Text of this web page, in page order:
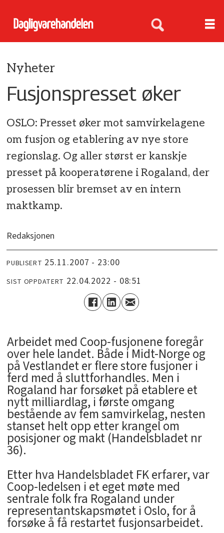
Nyheter
Fusjonspresset øker
OSLO: Presset øker mot samvirkelagene
om fusjon og etablering av nye store
regionslag. Og aller størst er kanskje
presset på kooperatørene i Rogaland, der
prosessen blir bremset av en intern
maktkamp.
Redaksjonen
PUBLISERT 25.11.2007 - 23:00
SIST OPPDATERT 22.04.2022 - 08:51
Arbeidet med Coop-fusjonene foregår
over hele landet. Både i Midt-Norge og
på Vestlandet er flere store fusjoner i
ferd med å sluttforhandles. Men i
Rogaland har forsøket på etablere et
nytt milliardlag, i første omgang
bestående av fem samvirkelag, nesten
stanset helt opp etter krangel om
posisjoner og makt (Handelsbladet nr
36).
Etter hva Handelsbladet FK erfarer, var
Coop-ledelsen i et eget møte med
sentrale folk fra Rogaland under
representantskapsmøtet i Oslo, for å
forsøke å få restartet fusjonsarbeidet.